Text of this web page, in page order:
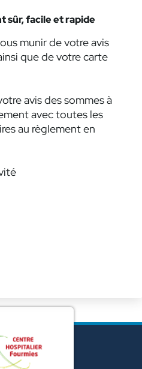
sûr, facile et rapide
munir de votre avis
que de votre carte
avis des sommes à
avec toutes les
au règlement en